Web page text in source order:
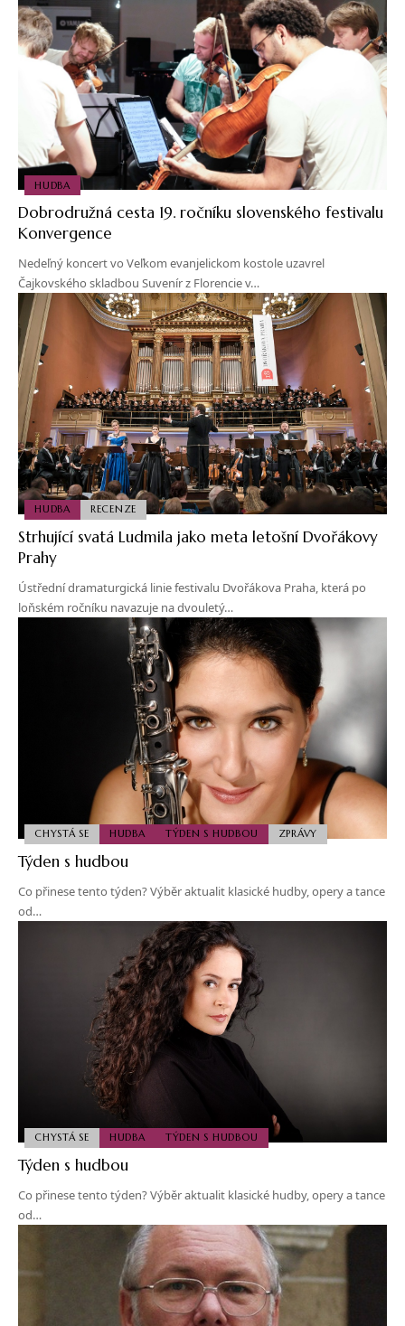
HUDBA
Dobrodružná cesta 19. ročníku slovenského festivalu
Konvergence
Nedeľný koncert vo Veľkom evanjelickom kostole uzavrel
Čajkovského skladbou Suvenír z Florencie v…
HUDBA RECENZE
Strhující svatá Ludmila jako meta letošní Dvořákovy
Prahy
Ústřední dramaturgická linie festivalu Dvořákova Praha, která po
loňském ročníku navazuje na dvouletý…
CHYSTÁ SE HUDBA TÝDEN S HUDBOU ZPRÁVY
Týden s hudbou
Co přinese tento týden? Výběr aktualit klasické hudby, opery a tance
od…
CHYSTÁ SE HUDBA TÝDEN S HUDBOU
Týden s hudbou
Co přinese tento týden? Výběr aktualit klasické hudby, opery a tance
od…